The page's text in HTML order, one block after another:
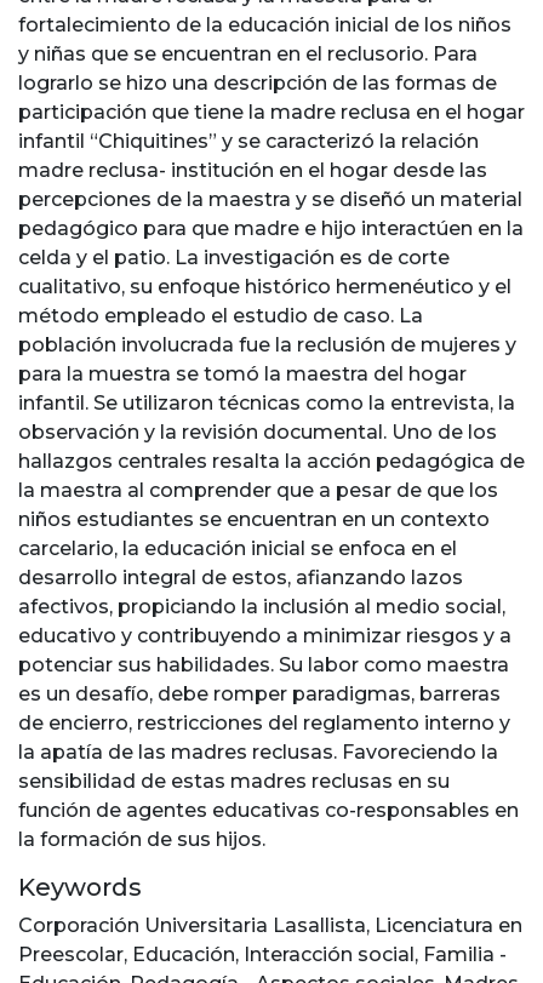
fortalecimiento de la educación inicial de los niños
y niñas que se encuentran en el reclusorio. Para
lograrlo se hizo una descripción de las formas de
participación que tiene la madre reclusa en el hogar
infantil “Chiquitines” y se caracterizó la relación
madre reclusa- institución en el hogar desde las
percepciones de la maestra y se diseñó un material
pedagógico para que madre e hijo interactúen en la
celda y el patio. La investigación es de corte
cualitativo, su enfoque histórico hermenéutico y el
método empleado el estudio de caso. La
población involucrada fue la reclusión de mujeres y
para la muestra se tomó la maestra del hogar
infantil. Se utilizaron técnicas como la entrevista, la
observación y la revisión documental. Uno de los
hallazgos centrales resalta la acción pedagógica de
la maestra al comprender que a pesar de que los
niños estudiantes se encuentran en un contexto
carcelario, la educación inicial se enfoca en el
desarrollo integral de estos, afianzando lazos
afectivos, propiciando la inclusión al medio social,
educativo y contribuyendo a minimizar riesgos y a
potenciar sus habilidades. Su labor como maestra
es un desafío, debe romper paradigmas, barreras
de encierro, restricciones del reglamento interno y
la apatía de las madres reclusas. Favoreciendo la
sensibilidad de estas madres reclusas en su
función de agentes educativas co-responsables en
la formación de sus hijos.
Keywords
Corporación Universitaria Lasallista, Licenciatura en
Preescolar, Educación, Interacción social, Familia -